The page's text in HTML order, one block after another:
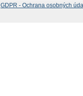
GDPR - Ochrana osobných